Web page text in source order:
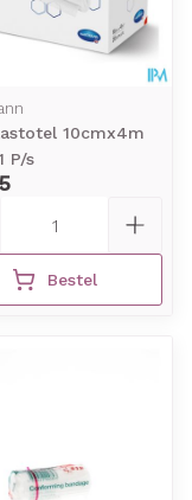
10cmx4m
P/s
Bestel